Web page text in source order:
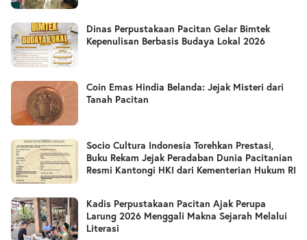
Dinas Perpustakaan Pacitan Gelar Bimtek
Kepenulisan Berbasis Budaya Lokal 2026
Coin Emas Hindia Belanda: Jejak Misteri dari
Tanah Pacitan
Socio Cultura Indonesia Torehkan Prestasi,
Buku Rekam Jejak Peradaban Dunia Pacitanian
Resmi Kantongi HKI dari Kementerian Hukum RI
Kadis Perpustakaan Pacitan Ajak Perupa
Larung 2026 Menggali Makna Sejarah Melalui
Literasi